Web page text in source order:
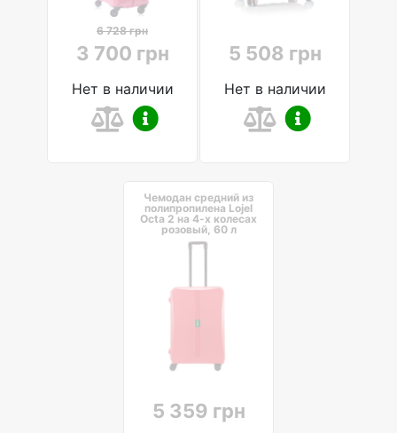
6 728 грн
3 700 грн
Нет в наличии
5 508 грн
Нет в наличии
Чемодан средний из
полипропилена Lojel
Octa 2 на 4-х колесах
розовый, 60 л
5 359 грн